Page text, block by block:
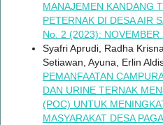
MANAJEMEN KANDANG
PETERNAK DI DESA AIR
No. 2 (2023): NOVEMBER
Syafri Aprudi, Radha
Setiawan, Ayuna, Erlin
PEMANFAATAN
DAN URINE TERNAK
(POC) UNTUK
MASYARAKAT DESA